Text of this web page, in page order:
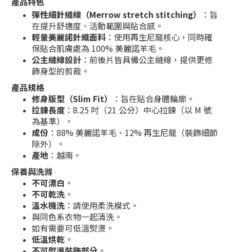
彈性細針縫線（Merrow stretch stitching）
：旨
在提升舒適度、活動範圍與貼合感。
輕量美麗諾針織面料 ：使用再生尼龍核心，同時確
保貼合肌膚處為 100% 美麗諾羊毛。
公主縫線設計 ：前後片皆具備公主縫線，提供更修
飾身型的剪裁。
產品規格
修身版型（Slim Fit）
：旨在貼合身體輪廓。
拉鍊長度 ：8.25 吋（21 公分）中心拉鍊（以 M 號
為基準）。
成份 ：88% 美麗諾羊毛、12% 再生尼龍（裝飾細節
除外）。
產地 ：越南。
保養與洗滌
不可漂白 。
不可乾洗 。
溫水機洗 ：請使用柔洗模式。
與同色系衣物一起清洗。
如有需要可低溫熨燙。
低溫烘乾 。